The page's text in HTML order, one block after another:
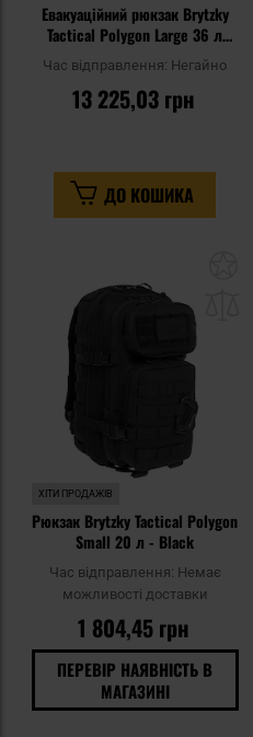
Евакуаційний рюкзак Brytzky
Tactical Polygon Large 36 л
Black V2 - зі спорядженням
Час відправлення: Негайно
13 225,03 грн
ДО КОШИКА
ХІТИ ПРОДАЖІВ
Рюкзак Brytzky Tactical Polygon
Small 20 л - Black
Час відправлення: Немає
можливості доставки
1 804,45 грн
ПЕРЕВІР НАЯВНІСТЬ В
МАГАЗИНІ